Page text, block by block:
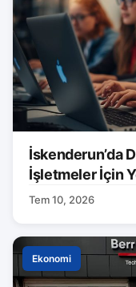
İskenderun’da
İşletmeler İçin
Tem 10, 2026
Ekonomi